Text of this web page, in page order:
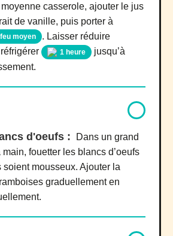
casserole, ajouter le jus
de vanille, puis porter à
feu moyen . Laisser réduire
1 heure
jusqu’à
d'oeufs :
Dans un grand
main, fouetter les blancs d’oeufs
soient mousseux. Ajouter la
graduellement en